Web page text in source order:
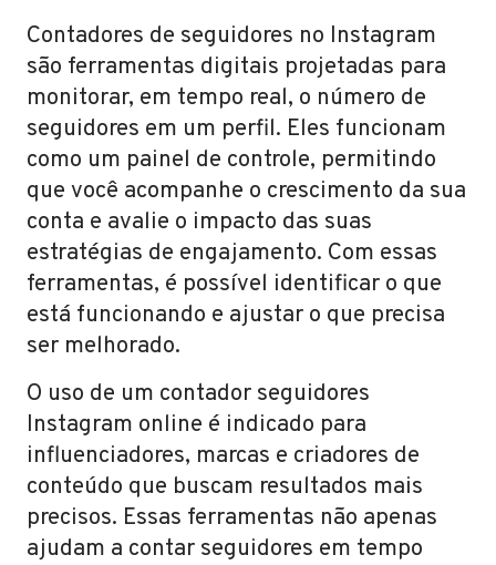
Contadores de seguidores no Instagram
são ferramentas digitais projetadas para
monitorar, em tempo real, o número de
seguidores em um perfil. Eles funcionam
como um painel de controle, permitindo
que você acompanhe o crescimento da sua
conta e avalie o impacto das suas
estratégias de engajamento. Com essas
ferramentas, é possível identificar o que
está funcionando e ajustar o que precisa
ser melhorado.
O uso de um contador seguidores
Instagram online é indicado para
influenciadores, marcas e criadores de
conteúdo que buscam resultados mais
precisos. Essas ferramentas não apenas
ajudam a contar seguidores em tempo